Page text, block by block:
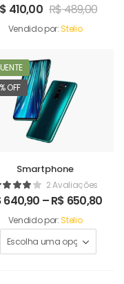
410,00 R$489,00
Vendido por:Stelio
OFF
Smartphone
2 Avaliações
640,90 –R$ 650,80
Vendido por:Stelio